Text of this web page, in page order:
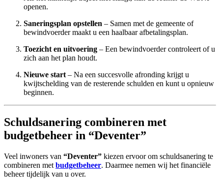
openen.
Saneringsplan opstellen – Samen met de gemeente of
bewindvoerder maakt u een haalbaar afbetalingsplan.
Toezicht en uitvoering – Een bewindvoerder controleert of u
zich aan het plan houdt.
Nieuwe start – Na een succesvolle afronding krijgt u
kwijtschelding van de resterende schulden en kunt u opnieuw
beginnen.
Schuldsanering combineren met
budgetbeheer in “Deventer”
Veel inwoners van “Deventer” kiezen ervoor om schuldsanering te
combineren met budgetbeheer. Daarmee nemen wij het financiële
beheer tijdelijk van u over.